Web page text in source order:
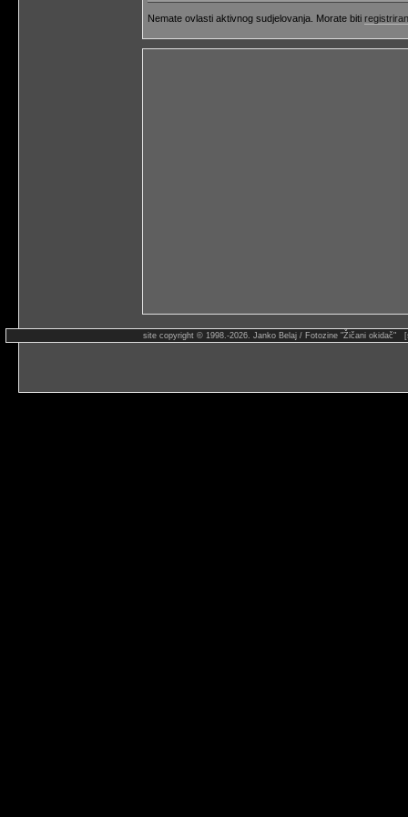
Nemate ovlasti aktivnog sudjelovanja. Morate biti
site copyright © 1998.-2026. Janko Belaj / Fotozine "Žičani okidač"